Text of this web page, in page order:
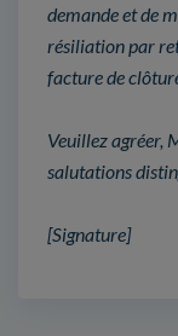
demande et de
résiliation par
facture de
Veuillez agréer,
salutations
[Signature]